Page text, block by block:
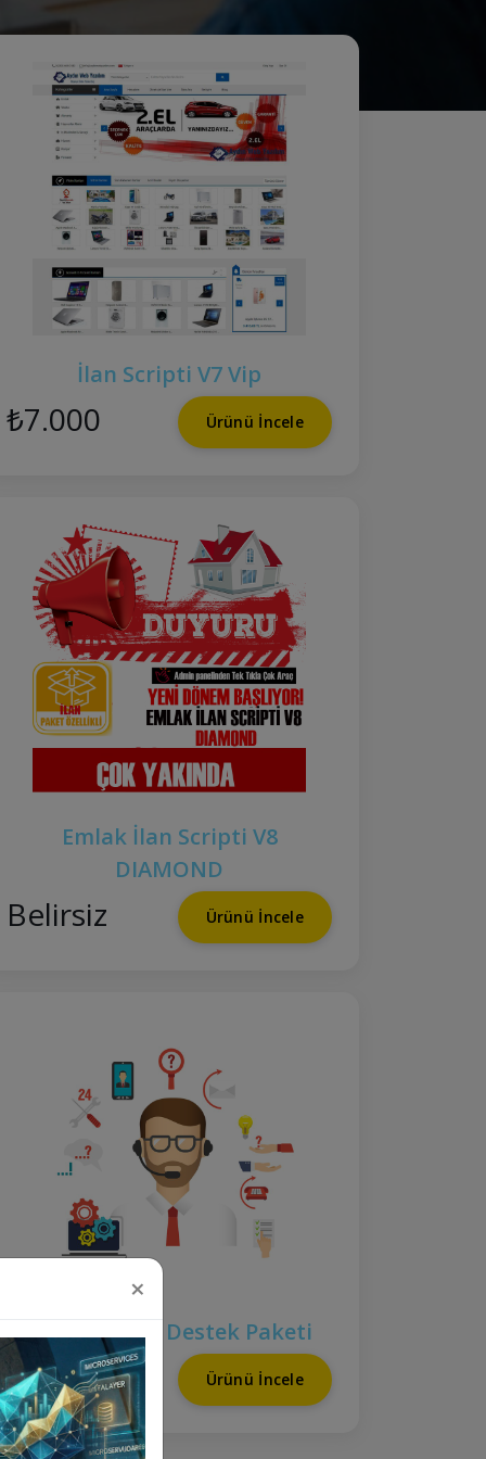
İlan Scripti V7 Vip
₺7.000 Ürünü İncele
Emlak İlan Scripti V8
DIAMOND
Belirsiz Ürünü İncele
+1 Yıl Teknik Destek Paketi
₺12.500 Ürünü İncele
×